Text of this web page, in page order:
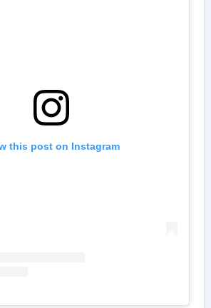
this post on Instagram